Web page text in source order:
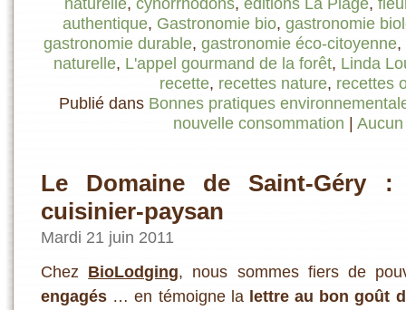
authentique, Gastronomie bio, gastronomie
gastronomie durable, gastronomie éco-citoyenne,
naturelle, L'appel gourmand de la forêt, Linda
recette, recettes nature, recettes
Publié dans Bonnes pratiques
nouvelle consommation |
Le Domaine de Saint-Géry :
cuisinier-paysan
Mardi 21 juin 2011
Chez BioLodging, nous sommes fiers de
engagés … en témoigne la lettre au bon goût